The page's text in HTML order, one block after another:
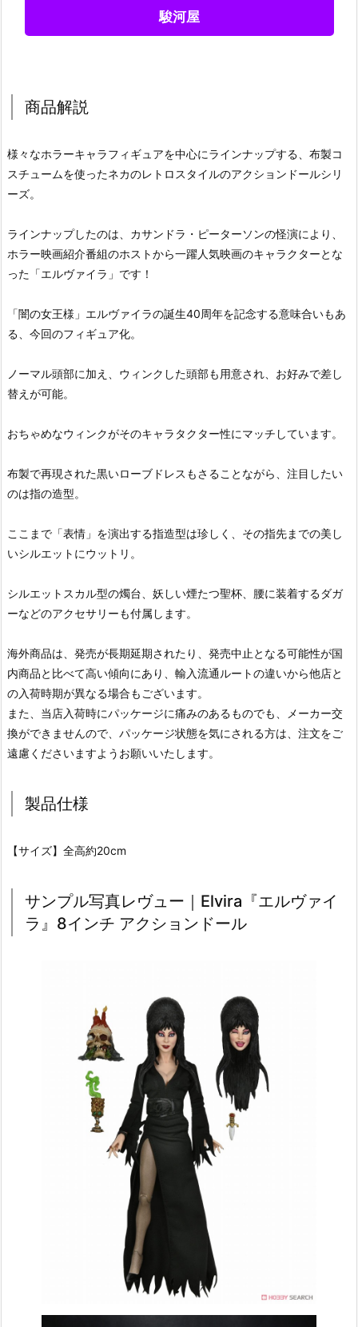
駿河屋
商品解説
様々なホラーキャラフィギュアを中心にラインナップする、布製コ
スチュームを使ったネカのレトロスタイルのアクションドールシリ
ーズ。
ラインナップしたのは、カサンドラ・ピーターソンの怪演により、
ホラー映画紹介番組のホストから一躍人気映画のキャラクターとな
った「エルヴァイラ」です！
「闇の女王様」エルヴァイラの誕生40周年を記念する意味合いもあ
る、今回のフィギュア化。
ノーマル頭部に加え、ウィンクした頭部も用意され、お好みで差し
替えが可能。
おちゃめなウィンクがそのキャラタクター性にマッチしています。
布製で再現された黒いローブドレスもさることながら、注目したい
のは指の造型。
ここまで「表情」を演出する指造型は珍しく、その指先までの美し
いシルエットにウットリ。
シルエットスカル型の燭台、妖しい煙たつ聖杯、腰に装着するダガ
ーなどのアクセサリーも付属します。
海外商品は、発売が長期延期されたり、発売中止となる可能性が国
内商品と比べて高い傾向にあり、輸入流通ルートの違いから他店と
の入荷時期が異なる場合もございます。
また、当店入荷時にパッケージに痛みのあるものでも、メーカー交
換ができませんので、パッケージ状態を気にされる方は、注文をご
遠慮くださいますようお願いいたします。
製品仕様
【サイズ】全高約20cm
サンプル写真レヴュー｜Elvira『エルヴァイ
ラ』8インチ アクションドール